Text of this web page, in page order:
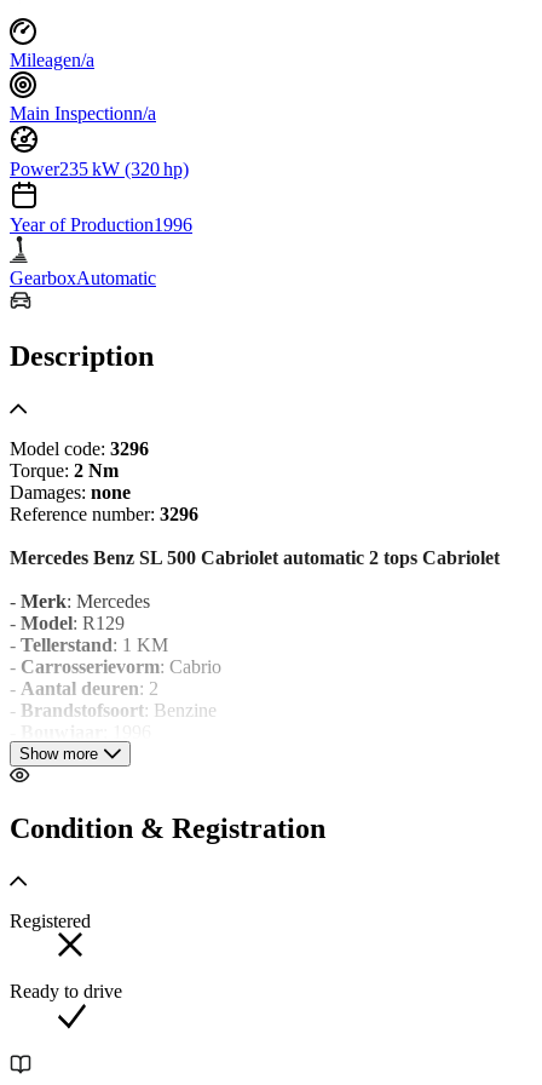
Mileagen/a
Main Inspectionn/a
Power235 kW (320 hp)
Year of Production1996
GearboxAutomatic
Description
Model code: 3296
Torque: 2 Nm
Damages: none
Reference number: 3296
Mercedes Benz SL 500 Cabriolet automatic 2 tops Cabriolet
- Merk: Mercedes
- Model: R129
- Tellerstand: 1 KM
- Carrosserievorm: Cabrio
- Aantal deuren: 2
- Brandstofsoort: Benzine
-Transmissie: Automaat
-Kleur
-Bekleding : Leder
-Kleur interieur: zwart
-BTW/Marge
Comfort- Cruise control
Exterieur- Wortelnoten houtwerk
- 3e remlicht
- Centrale vergrendeling
- Elektrische ruiten
Show more
Condition & Registration
Registered
Ready to drive